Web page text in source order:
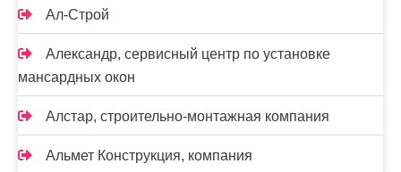
Ал-Строй
Александр, сервисный центр по установке
мансардных окон
Алстар, строительно-монтажная компания
Альмет Конструкция, компания